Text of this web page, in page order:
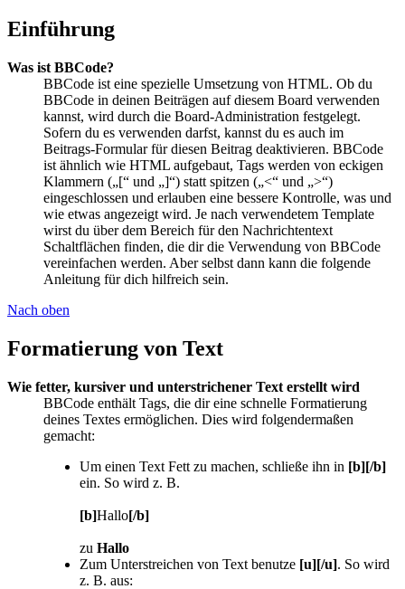
Einführung
Was ist BBCode?
BBCode ist eine spezielle Umsetzung von HTML. Ob du
BBCode in deinen Beiträgen auf diesem Board verwenden
kannst, wird durch die Board-Administration festgelegt.
Sofern du es verwenden darfst, kannst du es auch im
Beitrags-Formular für diesen Beitrag deaktivieren. BBCode
ist ähnlich wie HTML aufgebaut, Tags werden von eckigen
Klammern („[“ und „]“) statt spitzen („<“ und „>“)
eingeschlossen und erlauben eine bessere Kontrolle, was und
wie etwas angezeigt wird. Je nach verwendetem Template
wirst du über dem Bereich für den Nachrichtentext
Schaltflächen finden, die dir die Verwendung von BBCode
vereinfachen werden. Aber selbst dann kann die folgende
Anleitung für dich hilfreich sein.
Nach oben
Formatierung von Text
Wie fetter, kursiver und unterstrichener Text erstellt wird
BBCode enthält Tags, die dir eine schnelle Formatierung
deines Textes ermöglichen. Dies wird folgendermaßen
gemacht:
Um einen Text Fett zu machen, schließe ihn in [b][/b]
ein. So wird z. B.
[b]Hallo[/b]
zu Hallo
Zum Unterstreichen von Text benutze [u][/u]. So wird
z. B. aus: